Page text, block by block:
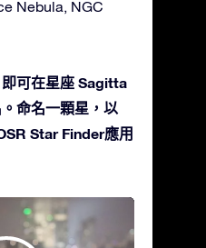
Nebula, NGC
可在星座 Sagitta
命名一顆星，以
Star Finder應用